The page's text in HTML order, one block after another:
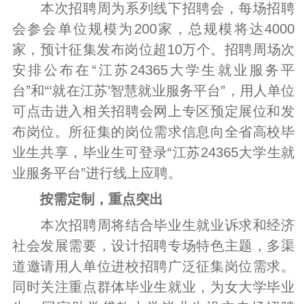
本次招聘周为系列线下招聘会，每场招聘
会参会单位规模为200家，总规模将达4000
家，预计征集发布岗位超10万个。招聘周场次
安排公布在“江苏24365大学生就业服务平
台”和“‘就在江苏’智慧就业服务平台”，用人单位
可点击进入相关招聘会网上专区预定展位和发
布岗位。所征集的岗位需求信息向全省高校毕
业生共享，毕业生可登录“江苏24365大学生就
业服务平台”进行线上应聘。
按需定制，重点突出
本次招聘周将结合毕业生就业诉求和经济
社会发展需要，设计招聘专场特色主题，多渠
道邀请用人单位进校招聘广泛征集岗位需求。
同时关注重点群体毕业生就业，为女大学毕业